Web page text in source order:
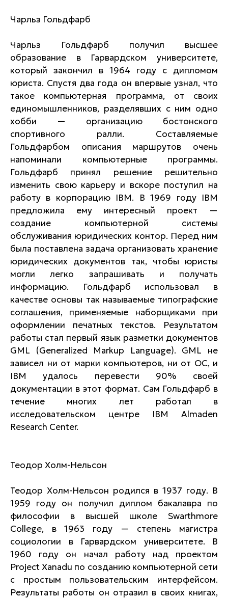
Чарльз Гольдфарб
Чарльз Гольдфарб получил высшее
образование в Гарвардском университете,
который закончил в 1964 году с дипломом
юриста. Спустя два года он впервые узнал, что
такое компьютерная программа, от своих
единомышленников, разделявших с ним одно
хобби — организацию бостонского
спортивного ралли. Составляемые
Гольдфарбом описания маршрутов очень
напоминали компьютерные программы.
Гольдфарб принял решение решительно
изменить свою карьеру и вскоре поступил на
работу в корпорацию IBM. В 1969 году IBM
предложила ему интересный проект —
создание компьютерной системы
обслуживания юридических контор. Перед ним
была поставлена задача организовать хранение
юридических документов так, чтобы юристы
могли легко запрашивать и получать
информацию. Гольдфарб использовал в
качестве основы так называемые типографские
соглашения, применяемые наборщиками при
оформлении печатных текстов. Результатом
работы стал первый язык разметки документов
GML (Generalized Markup Language). GML не
зависел ни от марки компьютеров, ни от ОС, и
IBM удалось перевести 90% своей
документации в этот формат. Сам Гольдфарб в
течение многих лет работал в
исследовательском центре IBM Almaden
Research Center.
Теодор Холм-Нельсон
Теодор Холм-Нельсон родился в 1937 году. В
1959 году он получил диплом бакалавра по
философии в высшей школе Swarthmore
College, в 1963 году — степень магистра
социологии в Гарвардском университете. В
1960 году он начал работу над проектом
Project Xanadu по созданию компьютерной сети
с простым пользовательским интерфейсом.
Результаты работы он отразил в своих книгах,